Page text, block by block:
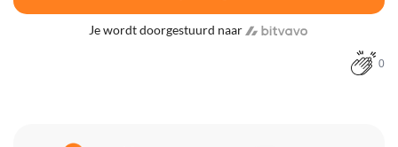
Je wordt doorgestuurd naar
0